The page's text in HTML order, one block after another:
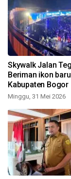
Skywalk Jalan
Beriman ikon baru
Kabupaten Bogor
Minggu, 31 Mei 2026